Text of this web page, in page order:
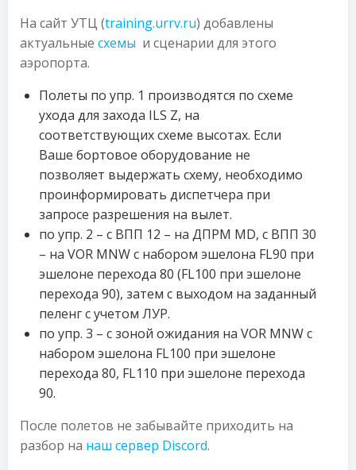
На сайт УТЦ (training.urrv.ru) добавлены
актуальные схемы и сценарии для этого
аэропорта.
Полеты по упр. 1 производятся по схеме
ухода для захода ILS Z, на
соответствующих схеме высотах. Если
Ваше бортовое оборудование не
позволяет выдержать схему, необходимо
проинформировать диспетчера при
запросе разрешения на вылет.
по упр. 2 – с ВПП 12 – на ДПРМ MD, с ВПП 30
– на VOR MNW с набором эшелона FL90 при
эшелоне перехода 80 (FL100 при эшелоне
перехода 90), затем с выходом на заданный
пеленг с учетом ЛУР.
по упр. 3 – с зоной ожидания на VOR MNW с
набором эшелона FL100 при эшелоне
перехода 80, FL110 при эшелоне перехода
90.
После полетов не забывайте приходить на
разбор на наш сервер Discord.